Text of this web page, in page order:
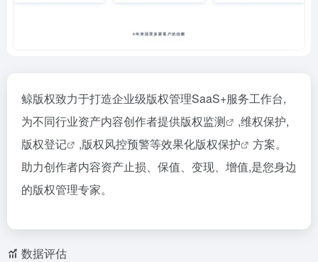
鲸版权致力于打造企业级版权管理SaaS+服务工作台,
为不同行业资产内容创作者提供版权监测
,维权保护,
版权登记
,版权风控预警等效果化版权保护
方案。
助力创作者内容资产止损、保值、变现、增值,是您身边
的版权管理专家。
数据评估